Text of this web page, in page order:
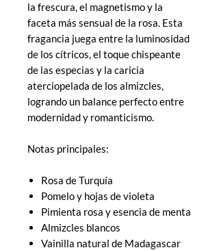
la frescura, el magnetismo y la
faceta más sensual de la rosa. Esta
fragancia juega entre la luminosidad
de los cítricos, el toque chispeante
de las especias y la caricia
aterciopelada de los almizcles,
logrando un balance perfecto entre
modernidad y romanticismo.
Notas principales:
Rosa de Turquía
Pomelo y hojas de violeta
Pimienta rosa y esencia de menta
Almizcles blancos
Vainilla natural de Madagascar